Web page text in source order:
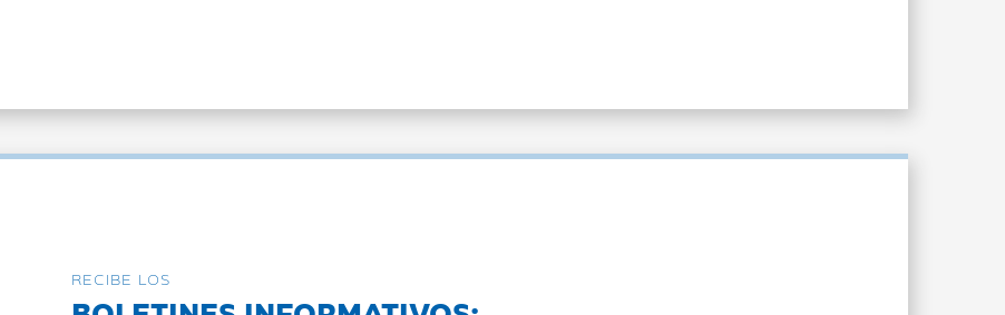
RECIBE LOS